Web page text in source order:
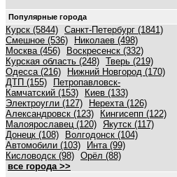
Популярные города
Курск (5844) Санкт-Петербург (1841)
Смешное (536)
Николаев (498)
Москва (456)
Воскресенск (332)
Курская область (248) Тверь (219)
Одесса (216)
Нижний Новгород (170)
ДТП (155)
Петропавловск-
Камчатский (153)
Киев (133)
Электроугли (127)
Нерехта (126)
Александровск (123)
Кингисепп (122)
Малоярославец (120) Якутск (117)
Донецк (108)
Волгодонск (104)
Автомобили (103)
Инта (99)
Кисловодск (98) Орёл (88)
все города >>